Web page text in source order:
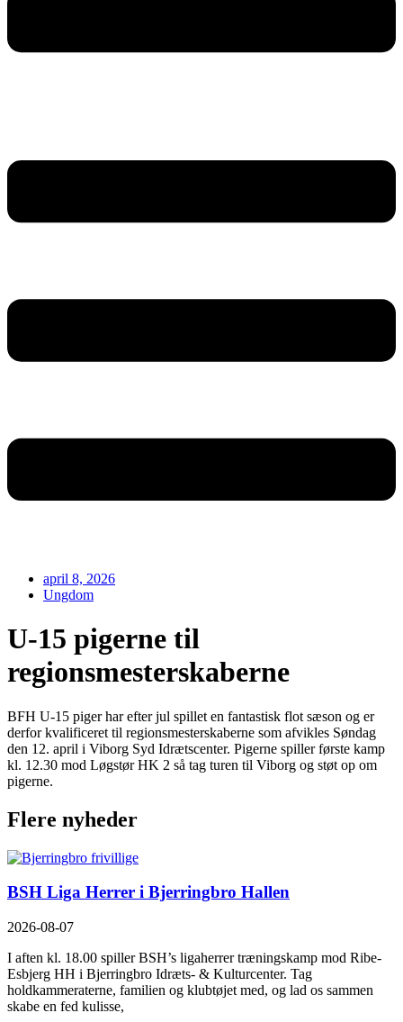
april 8, 2026
Ungdom
U-15 pigerne til
regionsmesterskaberne
BFH U-15 piger har efter jul spillet en fantastisk flot sæson og er
derfor kvalificeret til regionsmesterskaberne som afvikles Søndag
den 12. april i Viborg Syd Idrætscenter. Pigerne spiller første kamp
kl. 12.30 mod Løgstør HK 2 så tag turen til Viborg og støt op om
pigerne.
Flere nyheder
BSH Liga Herrer i Bjerringbro Hallen
2026-08-07
I aften kl. 18.00 spiller BSH’s ligaherrer træningskamp mod Ribe-
Esbjerg HH i Bjerringbro Idræts- & Kulturcenter. Tag
holdkammeraterne, familien og klubtøjet med, og lad os sammen
skabe en fed kulisse,